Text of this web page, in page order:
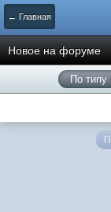
← Главная
Новое на форуме
По типу